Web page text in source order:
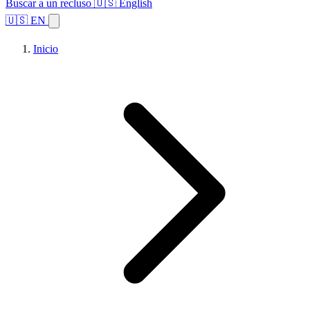
Buscar a un recluso 🇺🇸 English
🇺🇸 EN
Inicio